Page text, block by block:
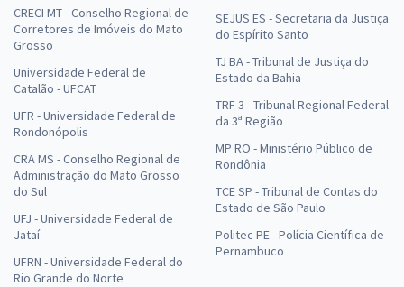
CRECI MT - Conselho Regional de
Corretores de Imóveis do Mato
Grosso
Universidade Federal de
Catalão - UFCAT
UFR - Universidade Federal de
Rondonópolis
CRA MS - Conselho Regional de
Administração do Mato Grosso
do Sul
UFJ - Universidade Federal de
Jataí
UFRN - Universidade Federal do
Rio Grande do Norte
SEJUS ES - Secretaria da Justiça
do Espírito Santo
TJ BA - Tribunal de Justiça do
Estado da Bahia
TRF 3 - Tribunal Regional Federal
da 3ª Região
MP RO - Ministério Público de
Rondônia
TCE SP - Tribunal de Contas do
Estado de São Paulo
Politec PE - Polícia Científica de
Pernambuco